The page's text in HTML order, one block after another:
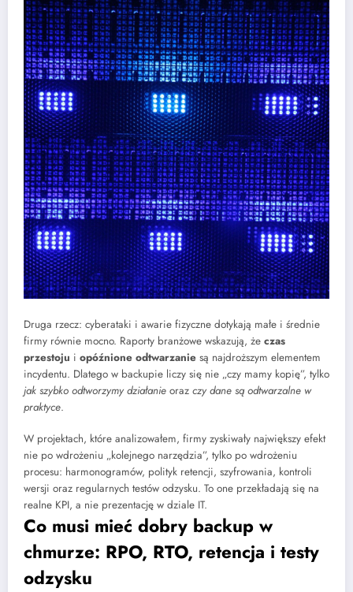
Druga rzecz: cyberataki i awarie fizyczne dotykają małe i średnie
firmy równie mocno. Raporty branżowe wskazują, że czas
przestoju i opóźnione odtwarzanie są najdroższym elementem
incydentu. Dlatego w backupie liczy się nie „czy mamy kopię”, tylko
jak szybko odtworzymy działanie oraz czy dane są odtwarzalne w
praktyce.
W projektach, które analizowałem, firmy zyskiwały największy efekt
nie po wdrożeniu „kolejnego narzędzia”, tylko po wdrożeniu
procesu: harmonogramów, polityk retencji, szyfrowania, kontroli
wersji oraz regularnych testów odzysku. To one przekładają się na
realne KPI, a nie prezentację w dziale IT.
Co musi mieć dobry backup w
chmurze: RPO, RTO, retencja i testy
odzysku